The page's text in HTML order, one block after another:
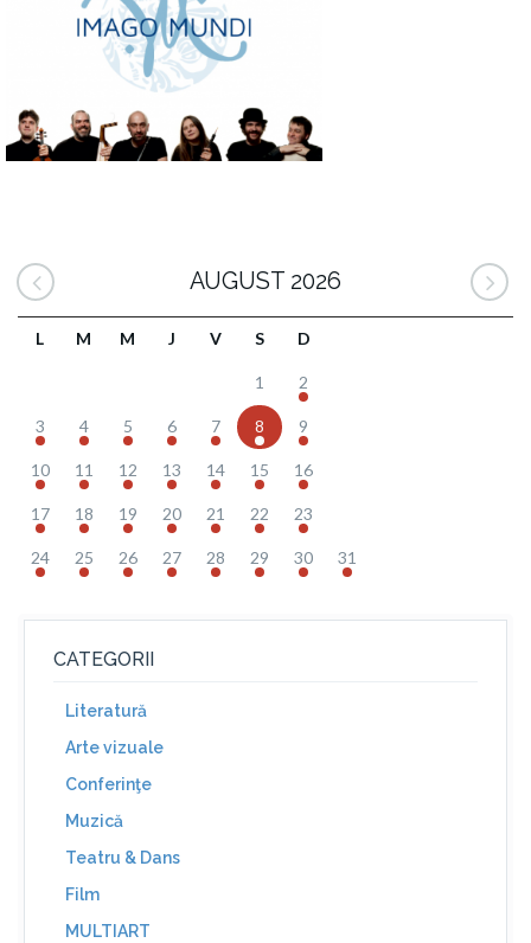
AUGUST 2026
L M M J V S D
1 2
3 4 5 6 7 8 9
10 11 12 13 14 15 16
17 18 19 20 21 22 23
24 25 26 27 28 29 30 31
CATEGORII
Literatură
Arte vizuale
Conferinţe
Muzică
Teatru & Dans
Film
MULTIART